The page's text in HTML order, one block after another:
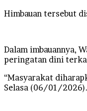
Himbauan tersebut
Dalam imbauannya,
peringatan dini
“Masyarakat
Selasa (06/01/2026).